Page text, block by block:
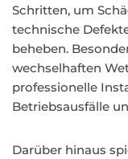
Schritten, um
technische
beheben.
wechselhaften
professionelle
Betriebsausfälle
Darüber hinaus